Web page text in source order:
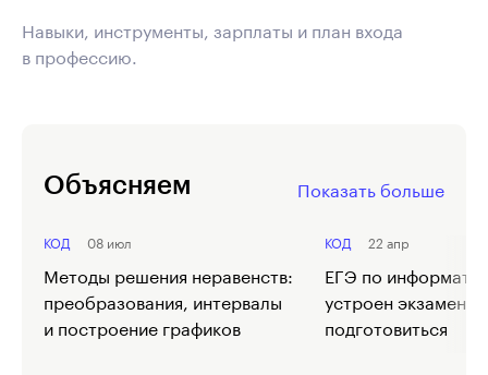
Навыки, инструменты, зарплаты и план входа
в профессию.
Объясняем Показать больше
08 июл
КОД
Методы решения неравенств:
преобразования, интервалы
и построение графиков
22 апр
КОД
ЕГЭ по
устроен экзамен и
подготовиться